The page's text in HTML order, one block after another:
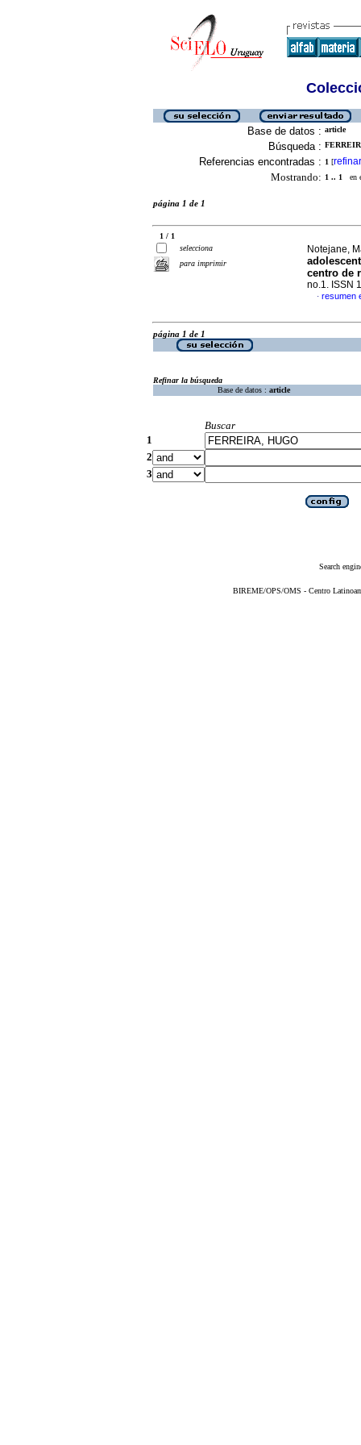
Base de datos : article
Búsqueda :
Referencias encontradas : 1 [refinar
Mostrando: 1 .. 1 en
página 1 de 1
1 / 1
selecciona
para imprimir
Notejane,
centro de
no.1. ISSN
· resumen
página 1 de 1
Refinar la búsqueda
Base de datos : article
Buscar
1
2
3
Search
BIREME/OPS/OMS - Centro